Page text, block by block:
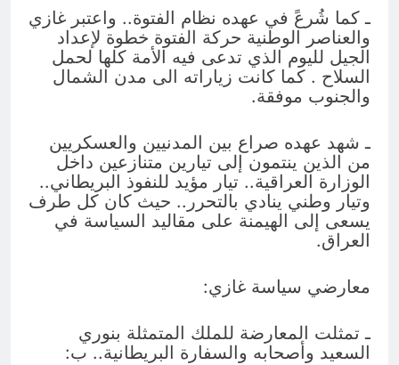
ـ كما شُرعً في عهده نظام الفتوة.. واعتبر غازي
والعناصر الوطنية حركة الفتوة خطوة لإعداد
الجيل لليوم الذي تدعى فيه الأمة كلها لحمل
السلاح . كما كانت زياراته الى مدن الشمال
والجنوب موفقة.
ـ شهد عهده صراع بين المدنيين والعسكريين
من الذين ينتمون إلى تيارين متنازعين داخل
الوزارة العراقية.. تيار مؤيد للنفوذ البريطاني..
وتيار وطني ينادي بالتحرر.. حيث كان كل طرف
يسعى إلى الهيمنة على مقاليد السياسة في
العراق.
معارضي سياسة غازي:
ـ تمثلت المعارضة للملك المتمثلة بنوري
السعيد وأصحابه والسفارة البريطانية.. ب: